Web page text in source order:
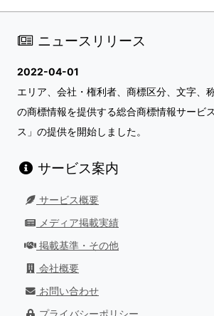
ニュースリリース
2022-04-01
エリア、会社・権利者、商標区分、文字、
の商標情報を提供する総合商標情報サービ
ス」の提供を開始しました。
サービス案内
サービス概要
メディア掲載実績
掲載基準・その他
会社概要
お問い合わせ